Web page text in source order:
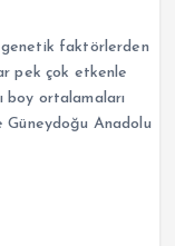
genetik faktörlerden
pek çok etkenle
boy ortalamaları
Güneydoğu Anadolu